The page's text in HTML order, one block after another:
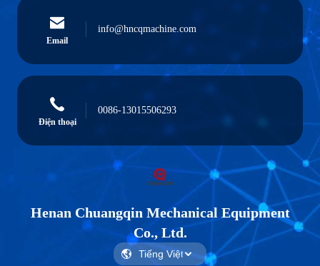
Email
info@hncqmachine.com
Điện thoại
0086-13015506293
Henan Chuangqin Mechanical Equipment
Co., Ltd.